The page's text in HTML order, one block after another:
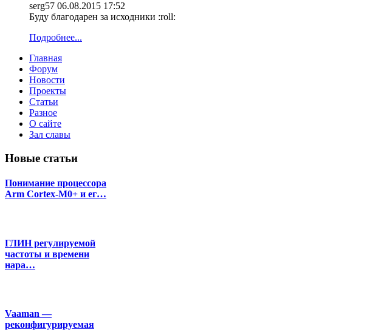
serg57 06.08.2015 17:52
Буду благодарен за исходники :roll:
Подробнее...
Главная
Форум
Новости
Проекты
Статьи
Разное
О сайте
Зал славы
Новые статьи
Понимание процессора
Arm Cortex-M0+ и ег…
ГЛИН регулируемой
частоты и времени
нара…
Vaaman —
реконфигурируемая